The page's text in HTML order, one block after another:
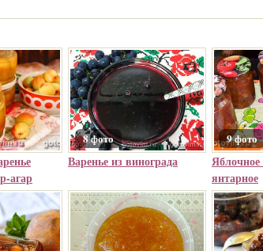
агар
8 фото
Варенье из винограда
9 фото
Яблочное
янтарное